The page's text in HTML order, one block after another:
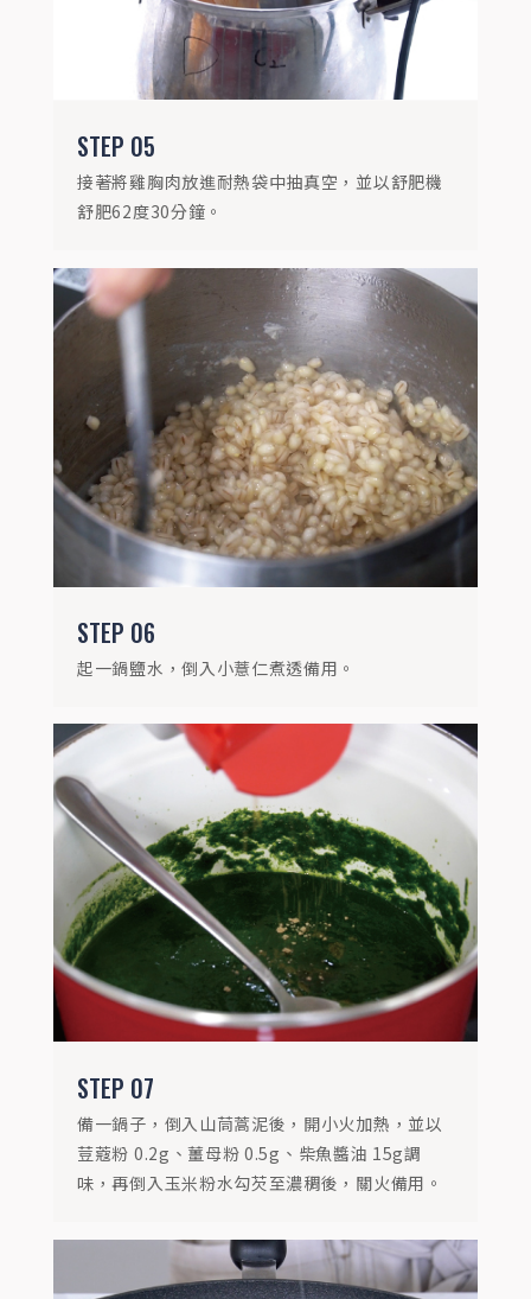
STEP 05
接著將雞胸肉放進耐熱袋中抽真空，並以舒肥機
舒肥62度30分鐘。
STEP 06
起一鍋鹽水，倒入小薏仁煮透備用。
STEP 07
備一鍋子，倒入山茼蒿泥後，開小火加熱，並以
荳蔻粉 0.2g、薑母粉 0.5g、柴魚醬油 15g調
味，再倒入玉米粉水勾芡至濃稠後，關火備用。
起一鍋鹽水，倒入小薏仁煮透備用。
STEP 07
備一鍋子，倒入山茼蒿泥後，開小火加熱，
並以荳蔻粉 0.2g、薑母粉 0.5g、柴魚醬油
15g調味，再倒入玉米粉水勾芡至濃稠後，
關火備用。
STEP
取一平底鍋，倒入金黃蒜油10ml，炒香炭烤
彩椒丁，並加入紅醬60g拌炒。